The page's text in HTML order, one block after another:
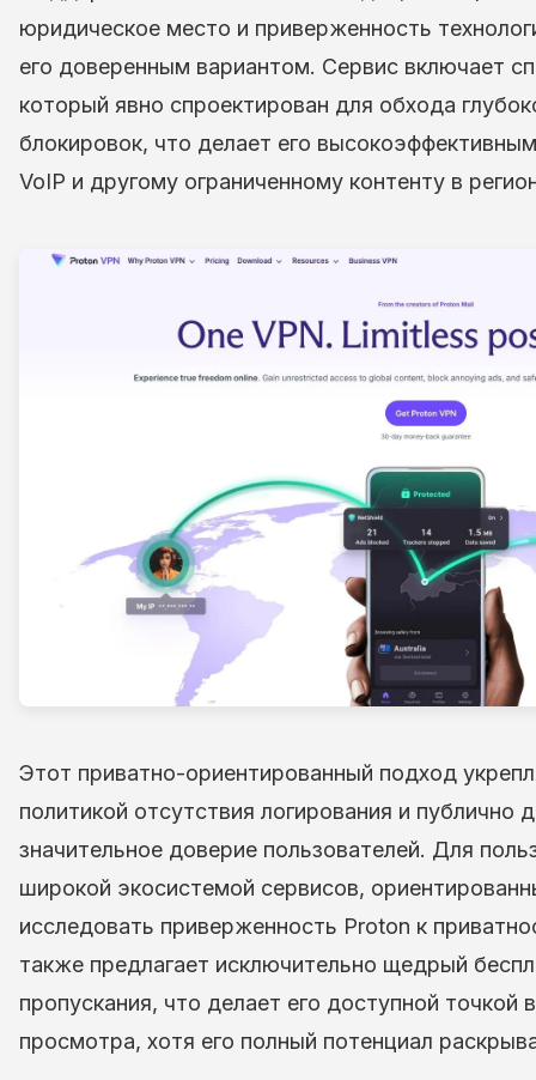
юридическое место и приверженность
его доверенным вариантом. Сервис включает
который явно спроектирован для обхода
блокировок, что делает его
VoIP и другому ограниченному контенту в
Этот приватно-ориентированный подход
политикой отсутствия логирования и
значительное доверие пользователей. Для
широкой экосистемой сервисов,
исследовать приверженность Proton к
также предлагает исключительно щедрый
пропускания, что делает его доступной точкой
просмотра, хотя его полный потенциал